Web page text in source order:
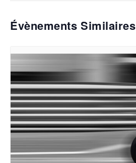
Évènements Similaires